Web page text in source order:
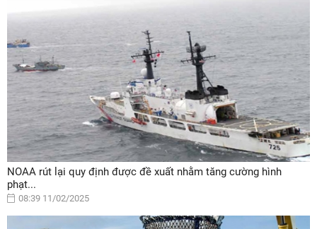
NOAA rút lại quy định được đề xuất nhằm tăng cường hình
phạt...
08:39 11/02/2025